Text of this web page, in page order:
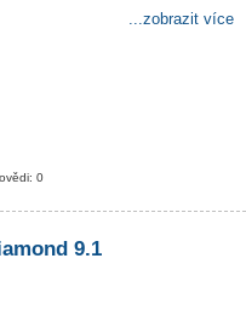
...zobrazit více
0
9.1